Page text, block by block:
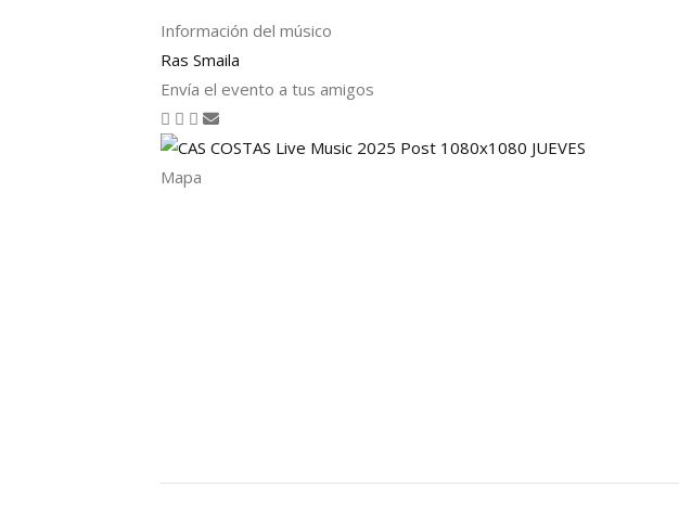
Información del músico
Ras Smaila
Envía el evento a tus amigos
Mapa